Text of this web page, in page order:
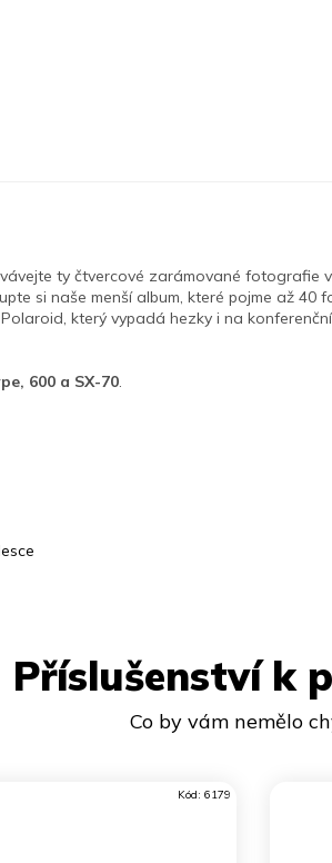
Příslušenství k
Kód: 6179
ty čtvercové zarámované fotografie
si naše menší album, které pojme až 40
který vypadá hezky i na
600 a SX-70.